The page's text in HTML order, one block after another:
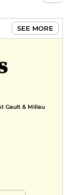
SEE MORE
Gault & Millau